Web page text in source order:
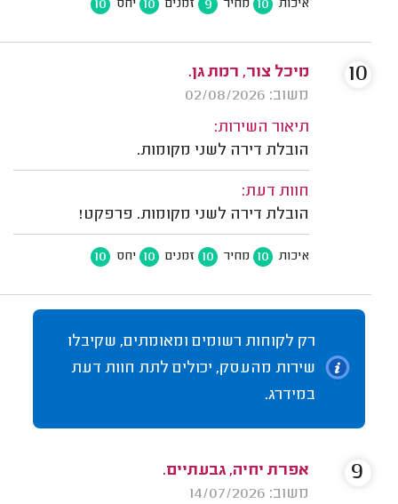
איכות 10 מחיר 9 זמנים 10 יחס 10
מיכל צור, רמת גן.
משוב: 02/08/2026
תיאור השירות:
הובלת דירה לשני מקומות.
חוות דעת:
הובלת דירה לשני מקומות. פרפקט!
איכות 10 מחיר 10 זמנים 10 יחס 10
10
רק לקוחות רשומים ומאומתים, שקיבלו
שירות מהעסק, יכולים לתת חוות דעת
במידרג.
אפרת יחיה, גבעתיים.
משוב: 14/07/2026
9